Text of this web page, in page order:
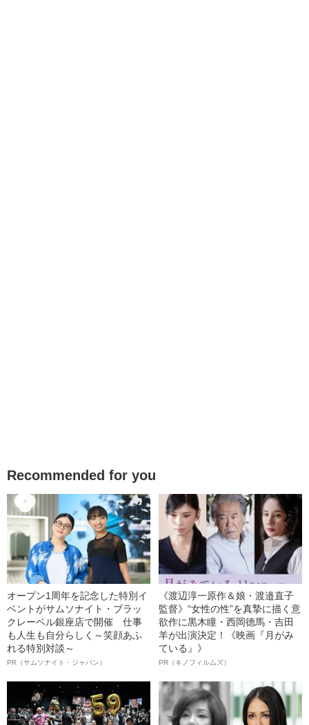
Recommended for you
オープン1周年を記念した特別イ
ベントがサムソナイト・ブラッ
クレーベル銀座店で開催 仕事
も人生も自分らしく～笑顔あふ
れる特別対談～
PR（サムソナイト・ジャパン）
《渡辺淳一原作＆娘・渡邉直子
監督》“女性の性”を真摯に描く意
欲作に黒木瞳・西岡德馬・吉田
羊が出演決定！《映画『月がみ
ている』》
PR（キノフィルムズ）